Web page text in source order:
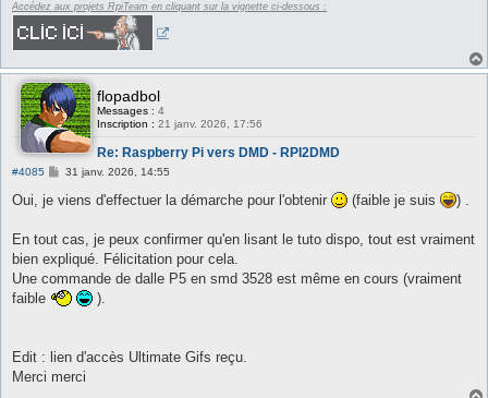
Accédez aux projets RpiTeam en cliquant sur la vignette ci-dessous :
flopadbol
Messages : 4
Inscription : 21 janv. 2026, 17:56
Re: Raspberry Pi vers DMD - RPI2DMD
#4085
M
s
g
31 janv. 2026, 14:55
Oui, je viens d'effectuer la démarche pour l'obtenir (faible je suis ) .
En tout cas, je peux confirmer qu'en lisant le tuto dispo, tout est vraiment
bien expliqué. Félicitation pour cela.
Une commande de dalle P5 en smd 3528 est même en cours (vraiment
faible
).
Edit : lien d'accès Ultimate Gifs reçu.
Merci merci